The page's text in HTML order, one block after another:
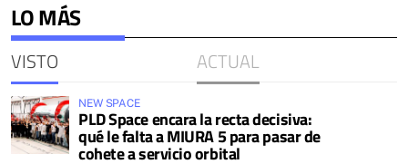
LO MÁS
VISTO ACTUAL
NEW SPACE
PLD Space encara la recta decisiva:
qué le falta a MIURA 5 para pasar de
cohete a servicio orbital